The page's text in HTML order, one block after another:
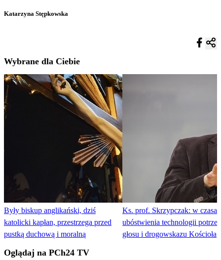
Katarzyna Stępkowska
Wybrane dla Ciebie
Były biskup anglikański, dziś
katolicki kapłan, przestrzega przed
pustką duchową i moralną
Ks. prof. Skrzypczak: w
ubóstwienia technologii
głosu i drogowskazu Kościoła
Oglądaj na PCh24 TV